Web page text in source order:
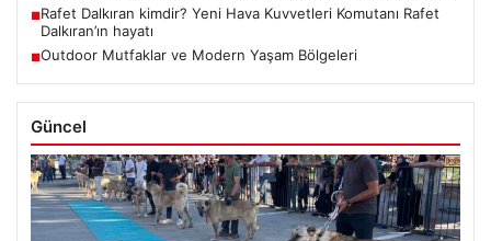
■Rafet Dalkıran kimdir? Yeni Hava Kuvvetleri Komutanı Rafet
Dalkıran’ın hayatı
■Outdoor Mutfaklar ve Modern Yaşam Bölgeleri
Güncel